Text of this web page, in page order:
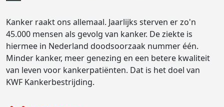
Kanker raakt ons allemaal. Jaarlijks sterven er zo'n
45.000 mensen als gevolg van kanker. De ziekte is
hiermee in Nederland doodsoorzaak nummer één.
Minder kanker, meer genezing en een betere kwaliteit
van leven voor kankerpatiënten. Dat is het doel van
KWF Kankerbestrijding.